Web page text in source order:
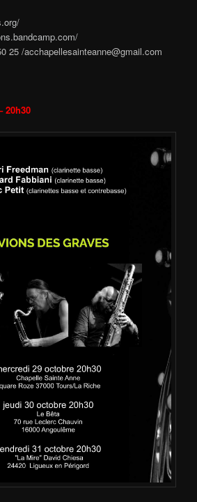
25 /acchapellesainteanne@gmail.com
20h30